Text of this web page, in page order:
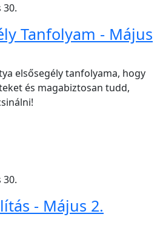
Tanfolyam - Május
elsősegély tanfolyama, hogy
és magabiztosan tudd,
- Május 2.